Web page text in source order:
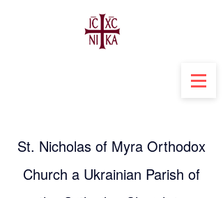
St. Nicholas of Myra Orthodox
Church a Ukrainian Parish of